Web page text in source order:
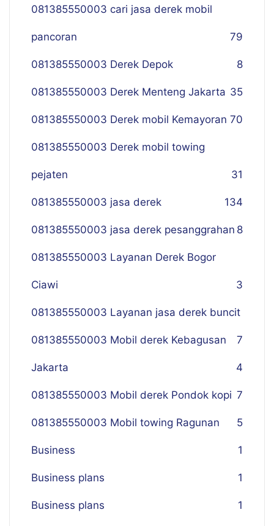
081385550003 cari jasa derek mobil
pancoran 79
081385550003 Derek Depok 8
081385550003 Derek Menteng Jakarta 35
081385550003 Derek mobil Kemayoran 70
081385550003 Derek mobil towing
pejaten 31
081385550003 jasa derek 134
081385550003 jasa derek pesanggrahan 8
081385550003 Layanan Derek Bogor
Ciawi 3
081385550003 Layanan jasa derek buncit
7
081385550003 Mobil derek Kebagusan
Jakarta 4
081385550003 Mobil derek Pondok kopi 7
081385550003 Mobil towing Ragunan 5
Business 1
Business plans 1
Business plans 1